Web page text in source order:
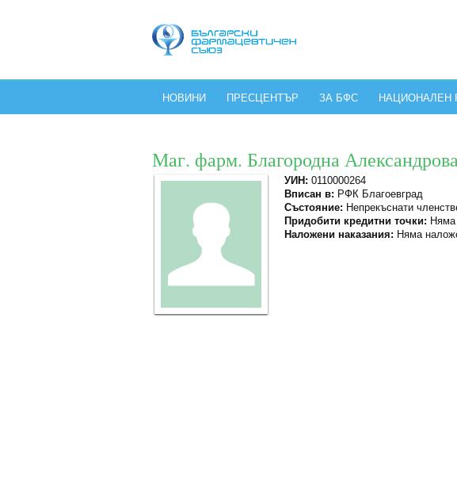
НОВИНИ ПРЕСЦЕНТЪР ЗА БФС НАЦИОНАЛЕН
Маг. фарм. Благородна
УИН: 0110000264
Вписан в: РФК Благоевград
Състояние: Непрекъснати
Придобити кредитни точки:
Наложени наказания: Няма